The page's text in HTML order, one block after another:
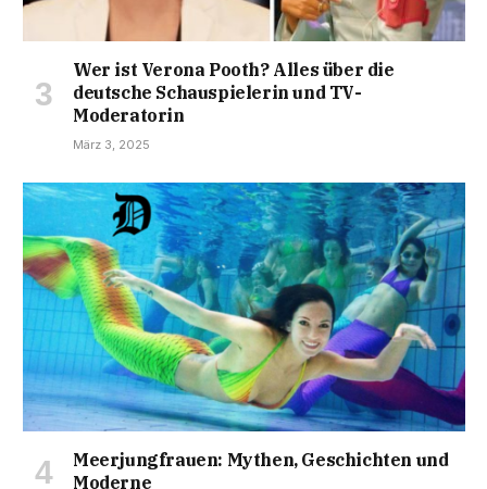
Wer ist Verona Pooth? Alles über die
deutsche Schauspielerin und TV-
Moderatorin
März 3, 2025
Meerjungfrauen: Mythen, Geschichten und
Moderne